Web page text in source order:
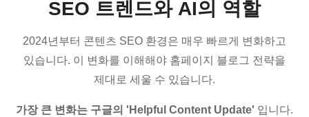
SEO 트렌드와 AI의 역할
2024년부터 콘텐츠 SEO 환경은 매우 빠르게 변화하고
있습니다. 이 변화를 이해해야 홈페이지 블로그 전략을
제대로 세울 수 있습니다.
가장 큰 변화는 구글의 'Helpful Content Update' 입니다.